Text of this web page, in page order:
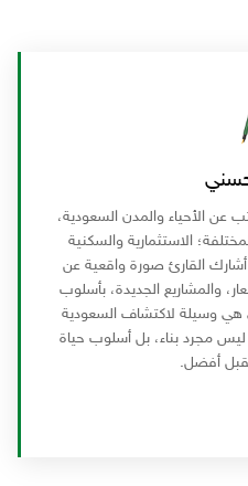
الأحياء والمدن السعودية،
الاستثمارية والسكنية
القارئ صورة واقعية عن
والمشاريع الجديدة، بأسلوب
هي وسيلة لاكتشاف السعودية
ليس مجرد بناء، بل أسلوب حياة
أفضل.